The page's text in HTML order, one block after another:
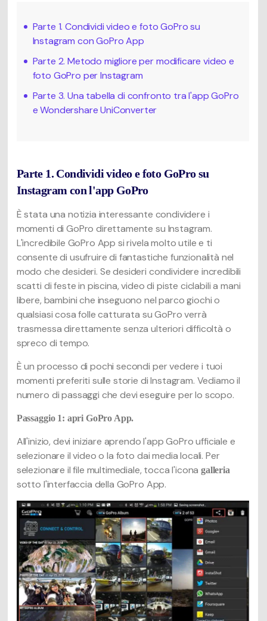
Parte 1. Condividi video e foto GoPro su
Instagram con GoPro App
Parte 2. Metodo migliore per modificare video e
foto GoPro per Instagram
Parte 3. Una tabella di confronto tra l'app GoPro
e Wondershare UniConverter
Parte 1. Condividi video e foto GoPro su
Instagram con l'app GoPro
È stata una notizia interessante condividere i
momenti di GoPro direttamente su Instagram.
L'incredibile GoPro App si rivela molto utile e ti
consente di usufruire di fantastiche funzionalità nel
modo che desideri. Se desideri condividere incredibili
scatti di feste in piscina, video di piste ciclabili a mani
libere, bambini che inseguono nel parco giochi o
qualsiasi cosa folle catturata su GoPro verrà
trasmessa direttamente senza ulteriori difficoltà o
spreco di tempo.
È un processo di pochi secondi per vedere i tuoi
momenti preferiti sulle storie di Instagram. Vediamo il
numero di passaggi che devi eseguire per lo scopo.
Passaggio 1: apri GoPro App.
All'inizio, devi iniziare aprendo l'app GoPro ufficiale e
selezionare il video o la foto dai media locali. Per
selezionare il file multimediale, tocca l'iconagalleria
sotto l'interfaccia della GoPro App.